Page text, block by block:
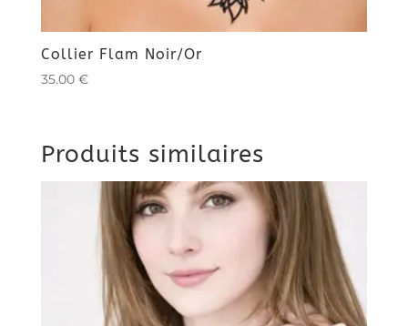
Collier Flam Noir/Or
35.00 €
Produits similaires